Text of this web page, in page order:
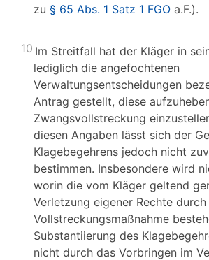
zu § 65 Abs. 1 Satz 1 FGO a.F.).
10 Im Streitfall hat der Kläger in
lediglich die angefochtenen
Verwaltungsentscheidungen
Antrag gestellt, diese
Zwangsvollstreckung
diesen Angaben lässt sich der
Klagebegehrens jedoch nicht
bestimmen. Insbesondere wird
worin die vom Kläger geltend
Verletzung eigener Rechte
Vollstreckungsmaßnahme
Substantiierung des
nicht durch das Vorbringen im